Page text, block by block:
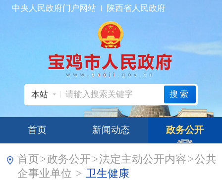
中央人民政府门户网站 陕西省人民政府
本站 搜索
首页 新闻动态 政务公开
首页>政务公开 >法定主动公开内容 >公共
企事业单位 > 卫生健康